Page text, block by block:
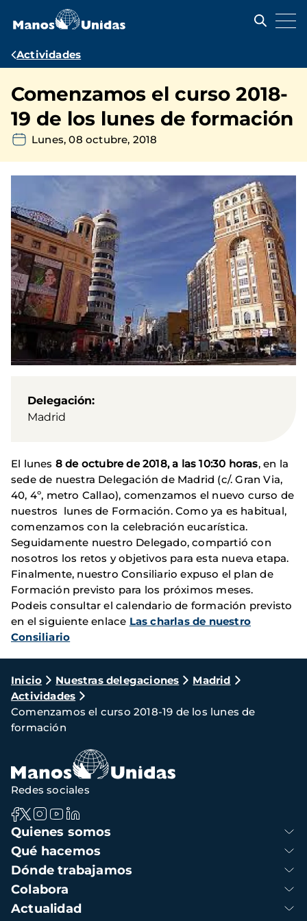
contenido
Ruta
navegación
Actividades
Comenzamos el curso 2018-
19 de los lunes de formación
Lunes, 08 octubre, 2018
Delegación
Madrid
El lunes 8 de octubre de 2018, a las 10:30 horas, en la
sede de nuestra Delegación de Madrid (c/. Gran Via,
40, 4º, metro Callao), comenzamos el nuevo curso de
nuestros lunes de Formación. Como ya es habitual,
comenzamos con la celebración eucarística.
Seguidamente nuestro Delegado, compartió con
nosotros los retos y objetivos para esta nueva etapa.
Finalmente, nuestro Consiliario expuso el plan de
Formación previsto para los próximos meses.
Podeis consultar el calendario de formación previsto
en el siguiente enlace Las charlas de nuestro
Consiliario
Ruta
de
navegación
Inicio Nuestras delegaciones
Madrid
Actividades
Comenzamos el curso 2018-19 de los lunes de
formación
Navegación
principal
Quienes somos
Qué hacemos
Dónde trabajamos
Colabora
Actualidad
Redes sociales